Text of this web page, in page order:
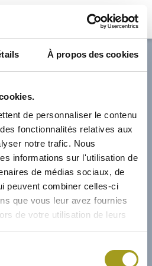
À propos des cookies
de personnaliser le contenu
fonctionnalités relatives aux
notre trafic. Nous
informations sur l'utilisation de
de médias sociaux, de
peuvent combiner celles-ci
que vous leur avez fournies
de votre utilisation de leurs
32,70€